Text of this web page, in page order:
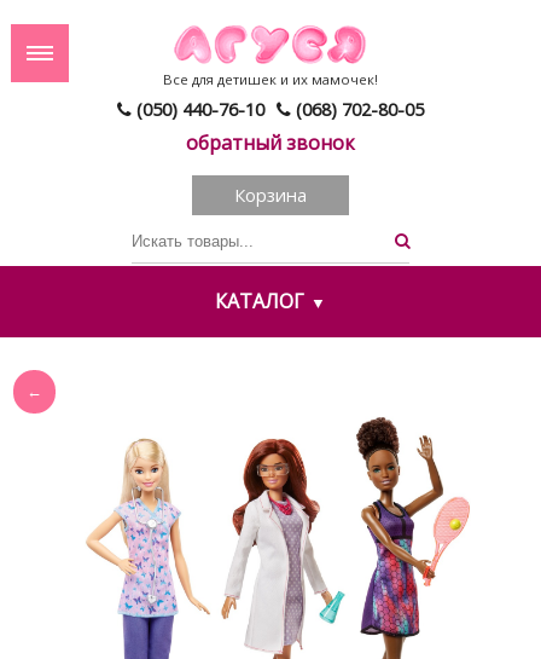
(050) 440-76-10 (068) 702-80-05
обратный звонок
Все для детишек и их мамочек!
Корзина
КАТАЛОГ